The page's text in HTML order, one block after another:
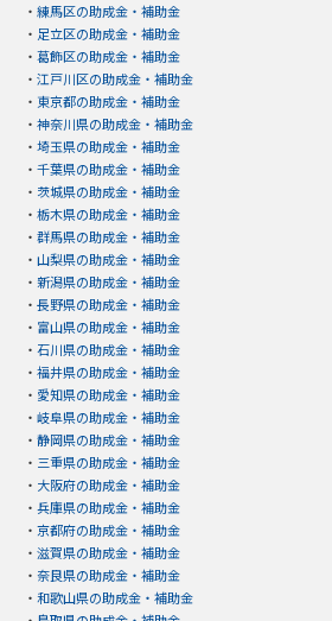
・ 練馬区の助成金・補助金
・ 足立区の助成金・補助金
・ 葛飾区の助成金・補助金
・ 江戸川区の助成金・補助金
・ 東京都の助成金・補助金
・ 神奈川県の助成金・補助金
・ 埼玉県の助成金・補助金
・ 千葉県の助成金・補助金
・ 茨城県の助成金・補助金
・ 栃木県の助成金・補助金
・ 群馬県の助成金・補助金
・ 山梨県の助成金・補助金
・ 新潟県の助成金・補助金
・ 長野県の助成金・補助金
・ 富山県の助成金・補助金
・ 石川県の助成金・補助金
・ 福井県の助成金・補助金
・ 愛知県の助成金・補助金
・ 岐阜県の助成金・補助金
・ 静岡県の助成金・補助金
・ 三重県の助成金・補助金
・ 大阪府の助成金・補助金
・ 兵庫県の助成金・補助金
・ 京都府の助成金・補助金
・ 滋賀県の助成金・補助金
・ 奈良県の助成金・補助金
・ 和歌山県の助成金・補助金